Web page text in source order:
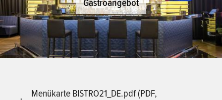
Gastroangebot
Menükarte BISTRO21_DE.pdf (PDF,